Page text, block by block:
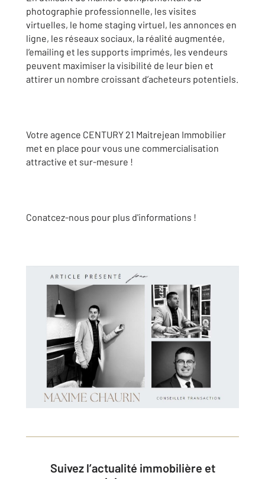
photographie professionnelle, les visites
virtuelles, le home staging virtuel, les annonces en
ligne, les réseaux sociaux, la réalité augmentée,
l’emailing et les supports imprimés, les vendeurs
peuvent maximiser la visibilité de leur bien et
attirer un nombre croissant d’acheteurs potentiels.
Votre agence CENTURY 21 Maitrejean Immobilier
met en place pour vous une commercialisation
attractive et sur-mesure !
Conatcez-nous pour plus d'informations !
Suivez l’actualité immobilière et